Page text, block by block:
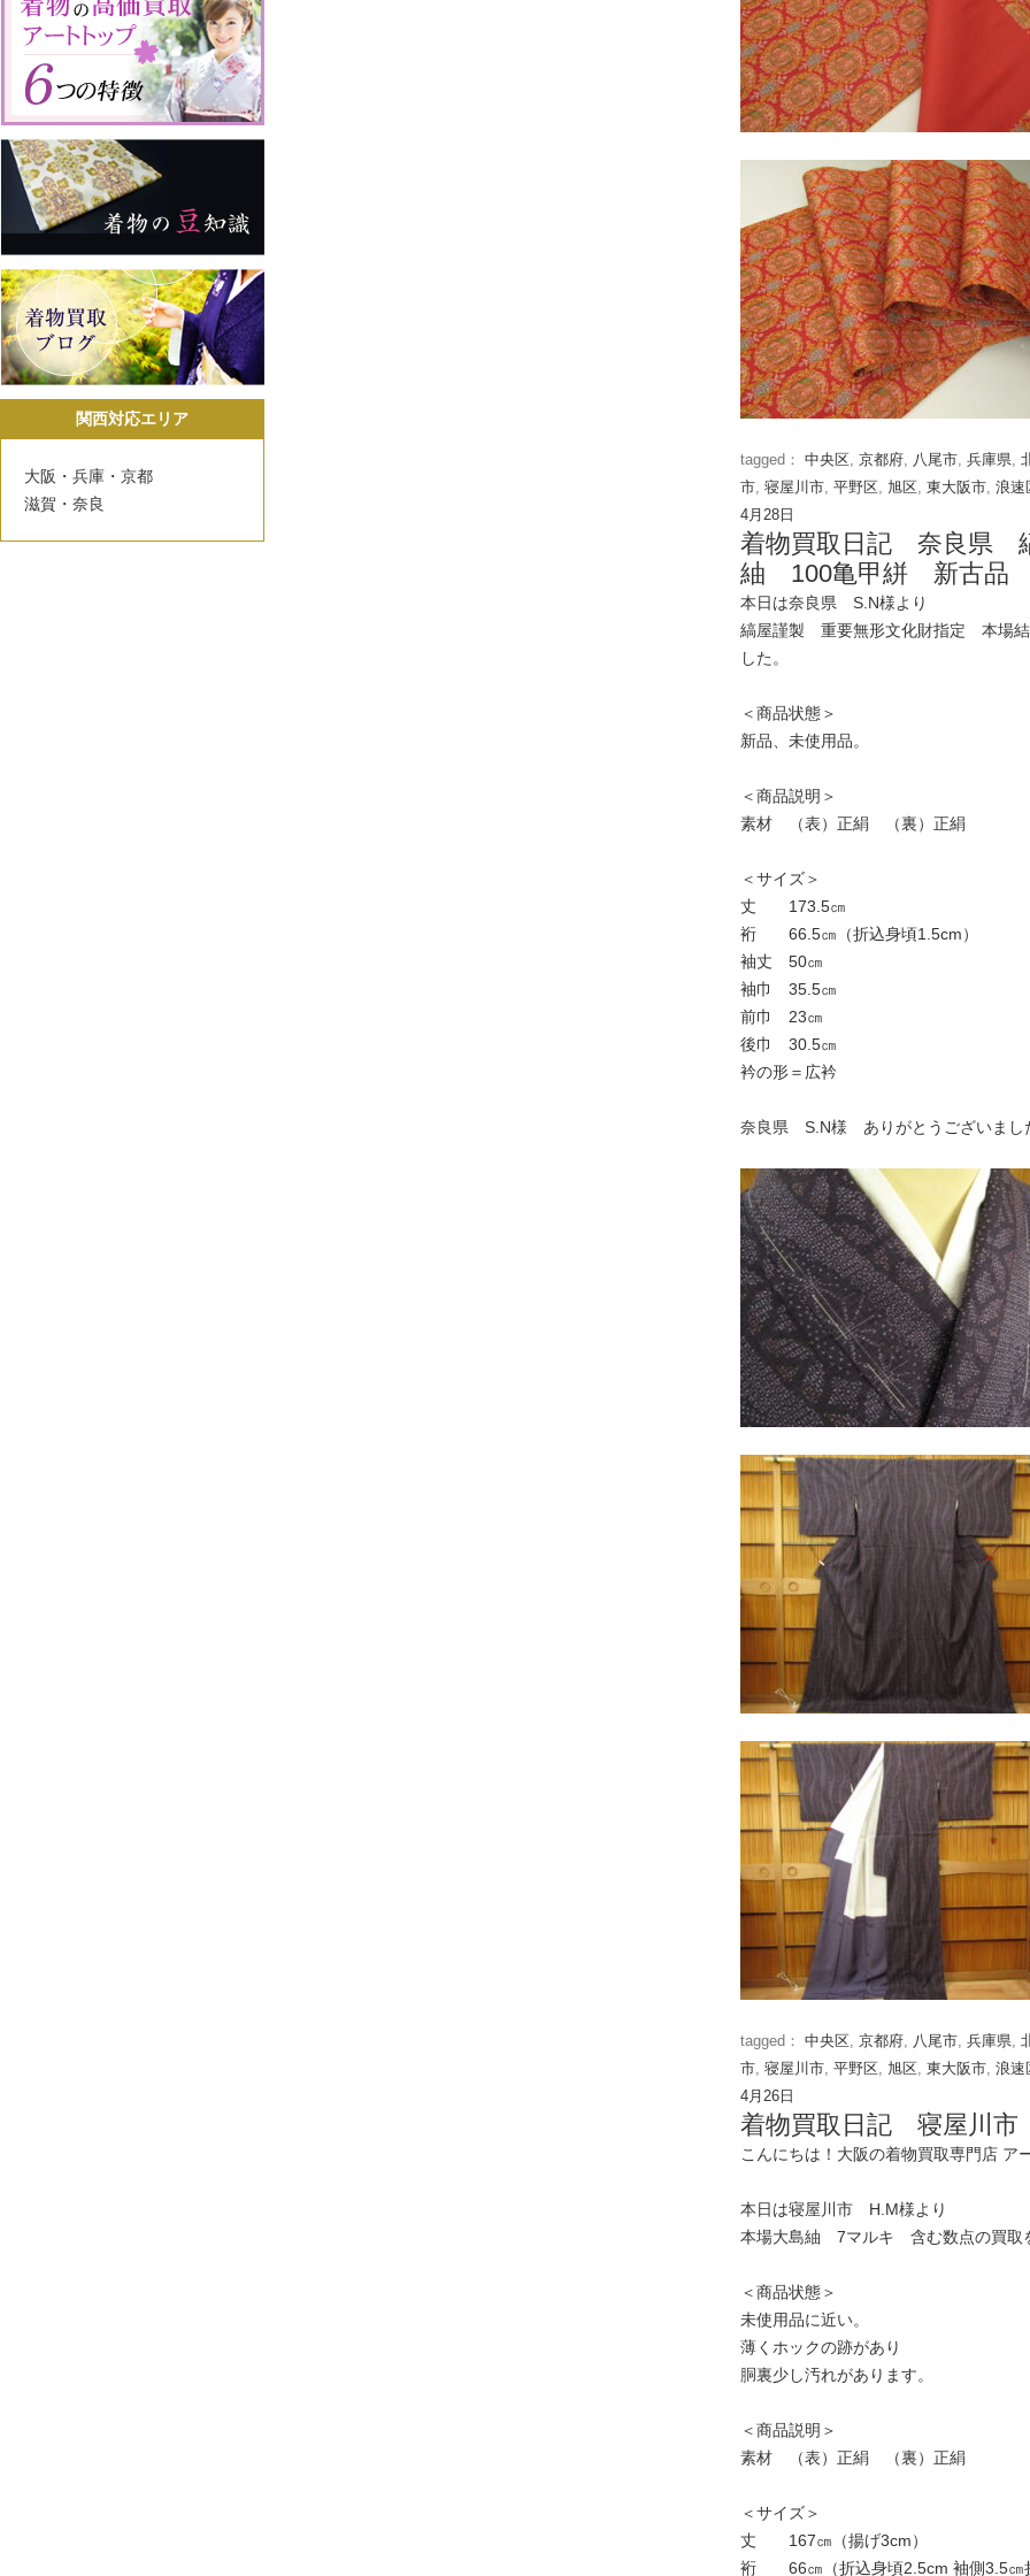
tagged： 中央区, 京都府, 八尾市, 兵庫県,
市, 寝屋川市, 平野区, 旭区, 東大阪市, 浪速
4月28日
着物買取日記 奈良県
紬 100亀甲絣 新古品
本日は奈良県 S.N様より
縞屋謹製 重要無形文化財指定 本場
した。
＜商品状態＞
新品、未使用品。
＜商品説明＞
素材 （表）正絹 （裏）正絹
＜サイズ＞
丈 173.5㎝
裄 66.5㎝（折込身頃1.5cm）
袖丈 50㎝
袖巾 35.5㎝
前巾 23㎝
後巾 30.5㎝
衿の形＝広衿
奈良県 S.N様 ありがとうございまし
tagged： 中央区, 京都府, 八尾市, 兵庫県,
市, 寝屋川市, 平野区, 旭区, 東大阪市, 浪速
4月26日
着物買取日記 寝屋川
こんにちは！大阪の着物買取専門店 ア
本日は寝屋川市 H.M様より
本場大島紬 7マルキ 含む数点の買取
＜商品状態＞
未使用品に近い。
薄くホックの跡があり
胴裏少し汚れがあります。
＜商品説明＞
素材 （表）正絹 （裏）正絹
＜サイズ＞
丈 167㎝（揚げ3cm）
裄 66㎝（折込身頃2.5cm 袖側3.5㎝
関西対応エリア
大阪・兵庫・京都
滋賀・奈良